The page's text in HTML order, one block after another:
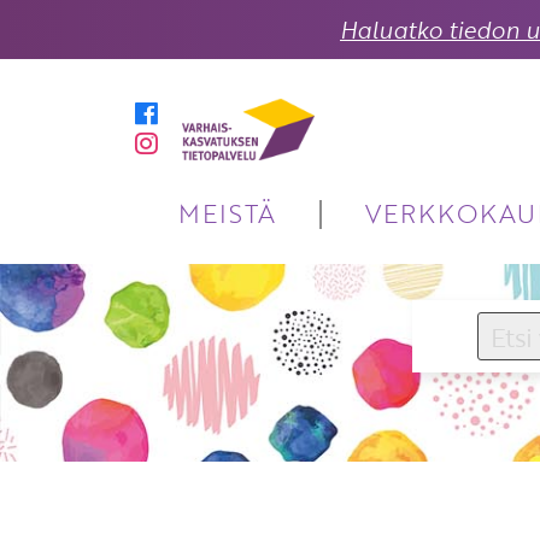
Haluatko tiedon
MEISTÄ